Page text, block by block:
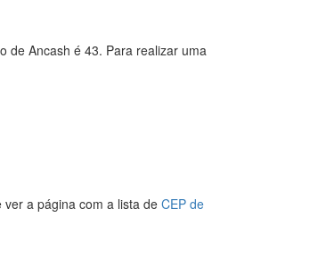
de Ancash é 43. Para realizar uma
a página com a lista de CEP de